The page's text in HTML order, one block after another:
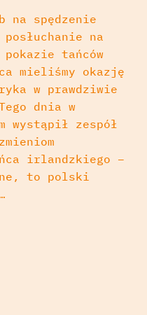
na spędzenie
na
tańców
mieliśmy okazję
w prawdziwie
dnia w
wystąpił zespół
irlandzkiego –
to polski